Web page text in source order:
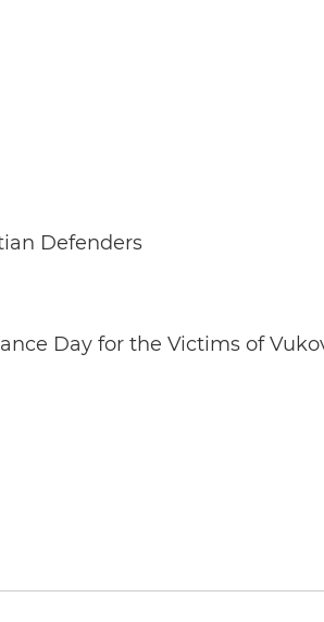
Defenders
Day for the Victims of